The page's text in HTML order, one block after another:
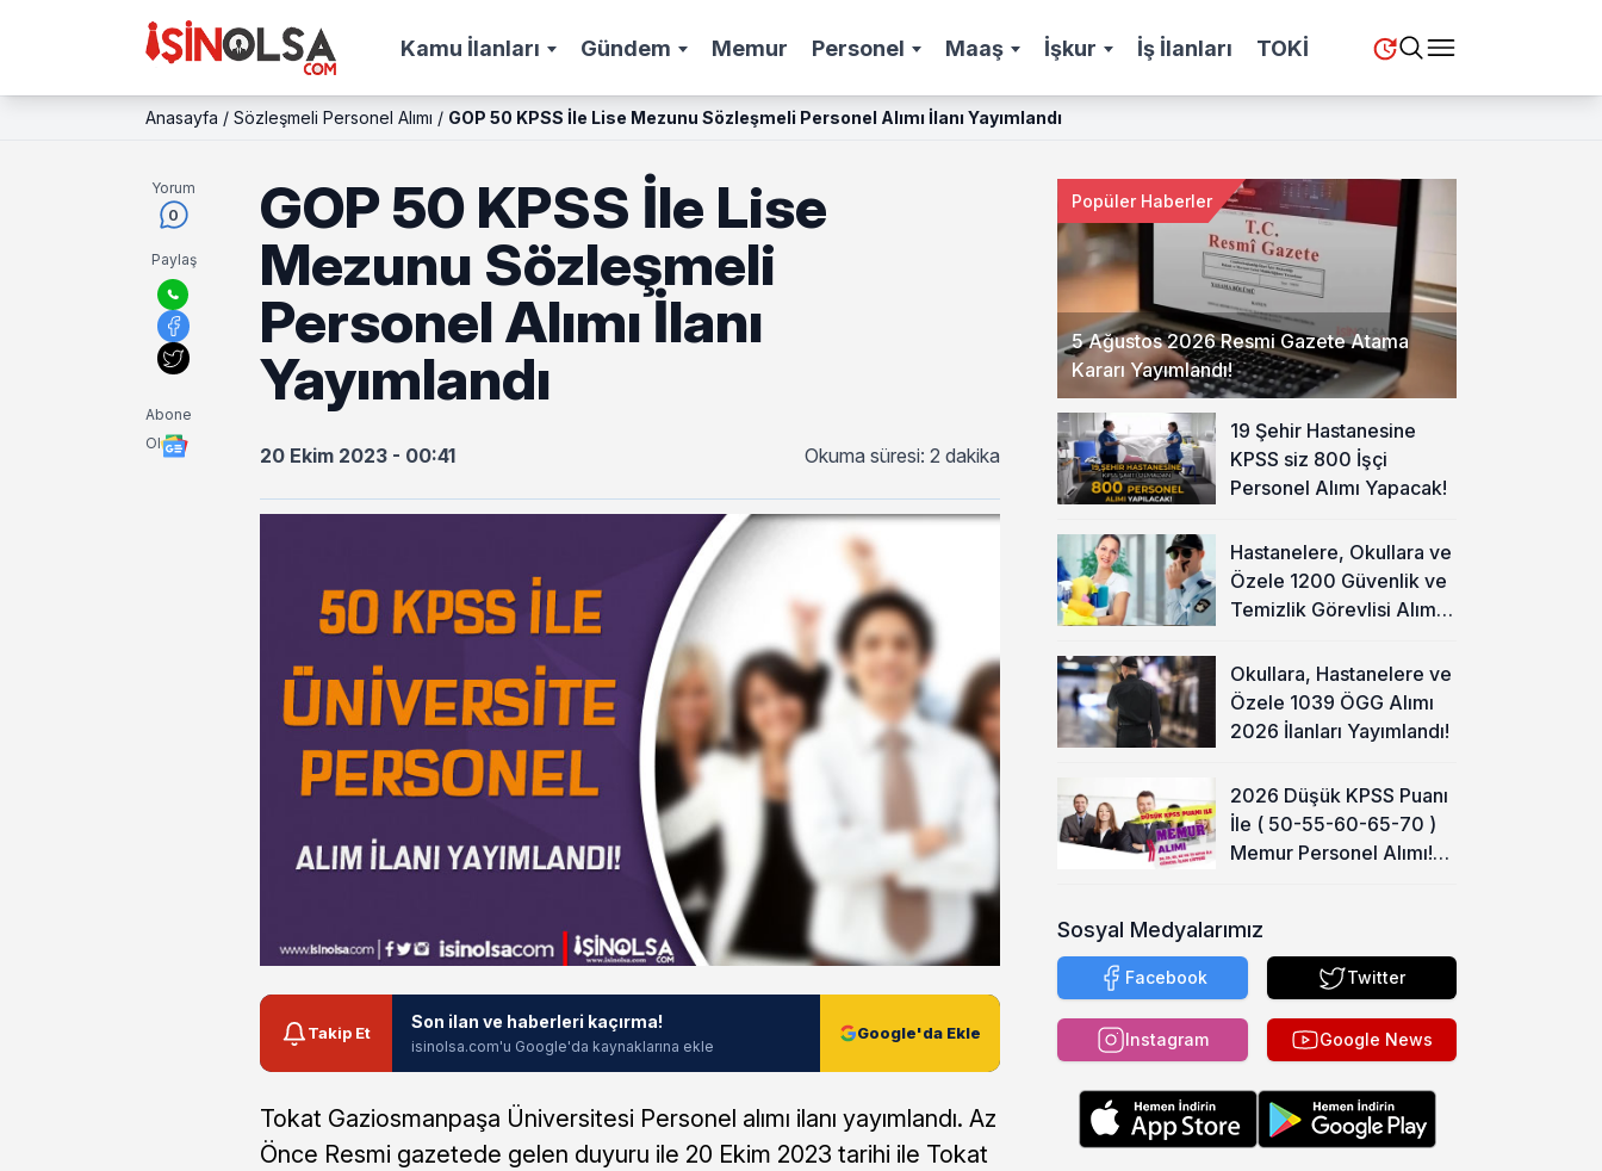
Kamu İlanları Gündem Memur Personel Maaş İşkur İş İlanları TOKİ
Anasayfa / Sözleşmeli Personel Alımı / GOP 50 KPSS İle Lise Mezunu Sözleşmeli Personel Alımı İlanı Yayımlandı
Yorum
0
Paylaş
Abone
Ol
GOP 50 KPSS İle Lise
Mezunu Sözleşmeli
Personel Alımı İlanı
Yayımlandı
20 Ekim 2023 - 00:41 Okuma süresi: 2 dakika
Takip Et
Son ilan ve haberleri kaçırma!
isinolsa.com'u Google'da kaynaklarına ekle
Google'da Ekle
Tokat Gaziosmanpaşa Üniversitesi Personel alımı ilanı yayımlandı. Az
Önce Resmi gazetede gelen duyuru ile 20 Ekim 2023 tarihi ile Tokat
5 Ağustos 2026 Resmi Gazete Atama
Kararı Yayımlandı!
Popüler Haberler
19 Şehir Hastanesine
KPSS siz 800 İşçi
Personel Alımı Yapacak!
Hastanelere, Okullara ve
Özele 1200 Güvenlik ve
Temizlik Görevlisi Alımı
Okullara, Hastanelere ve
Özele 1039 ÖGG Alımı
2026 İlanları Yayımlandı!
2026 Düşük KPSS Puanı
İle ( 50-55-60-65-70 )
Memur Personel Alımı!
Sosyal Medyalarımız
Facebook Twitter
Instagram Google News